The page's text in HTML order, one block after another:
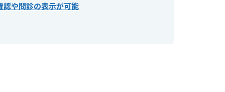
認や問診の表示が可能